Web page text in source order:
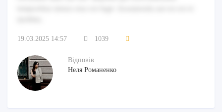
19.03.2025 14:57 1039
Відповів
Неля Романенко